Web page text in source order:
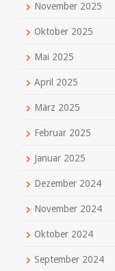
November 2025
Oktober 2025
Mai 2025
April 2025
März 2025
Februar 2025
Januar 2025
Dezember 2024
November 2024
Oktober 2024
September 2024